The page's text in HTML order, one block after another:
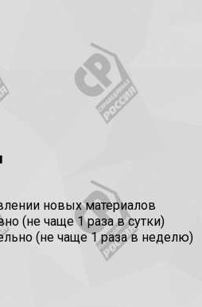
новых материалов
(не чаще 1 раза в сутки)
(не чаще 1 раза в неделю)